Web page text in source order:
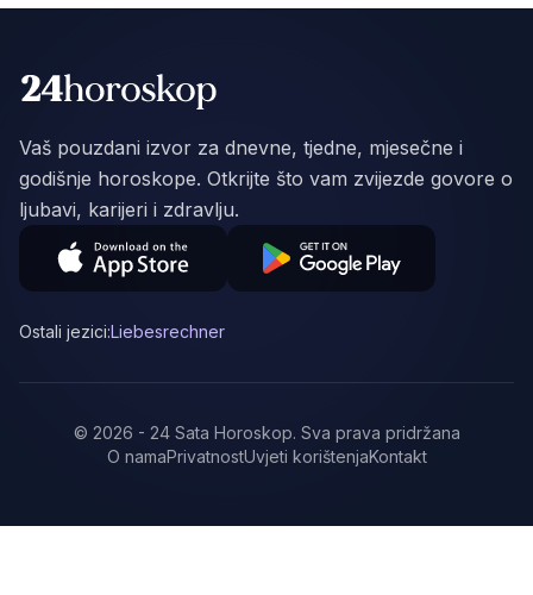
Vaš pouzdani izvor za dnevne, tjedne, mjesečne i
godišnje horoskope. Otkrijte što vam zvijezde govore o
ljubavi, karijeri i zdravlju.
Ostali jezici:Liebesrechner
© 2026 - 24 Sata Horoskop. Sva prava pridržana
O namaPrivatnostUvjeti korištenjaKontakt